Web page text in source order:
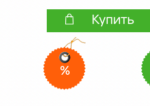
Купить
%